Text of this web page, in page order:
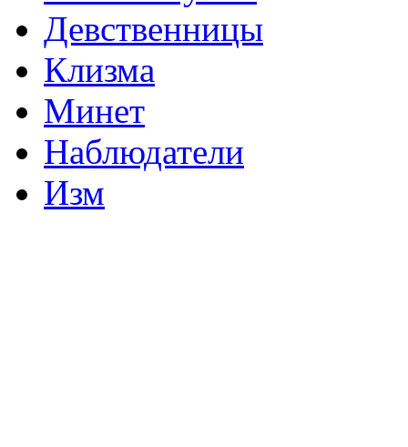
Девственницы
Клизма
Минет
Наблюдатели
Изм